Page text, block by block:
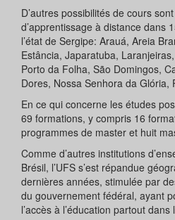
D’autres possibilités de cours
d’apprentissage à distance dans
l’état de Sergipe: Arauá, Areia
Estância, Japaratuba,
Porto da Folha, São Domingos,
Dores, Nossa Senhora da Glória,
En ce qui concerne les études
69 formations, y compris 16
programmes de master et huit
Comme d’autres institutions
Brésil, l’UFS s’est répandue
dernières années, stimulée par
du gouvernement fédéral, ayant
l’accès à l’éducation partout